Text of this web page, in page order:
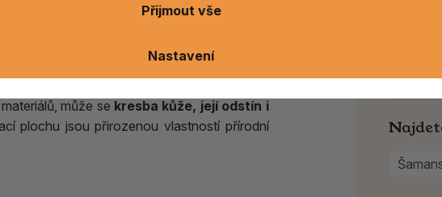
ohýbané vrstvené březové
vlastnosti. Spojení těchto materiálů
meditaci, šamanské rituály, muzikoterapii,
může se kresba kůže, její odstín i
plochu jsou přirozenou vlastností přírodní
Nastavení
Přijmout vše